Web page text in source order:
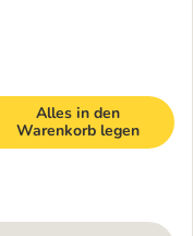
Alles in den
Warenkorb legen